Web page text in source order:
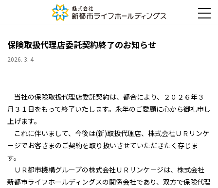
保険取扱代理店委託契約終了のお知らせ
2026. 3. 4
当社の保険取扱代理店委託契約は、都合により、２０２６年３
月３１日をもって終了いたします。永年のご愛顧に心から御礼申し
上げます。
これに伴いまして、今後は(新)取扱代理店、株式会社ＵＲリンケ
－ジでお客さまのご契約を取り扱いさせていただきたく存じま
す。
ＵＲ都市機構グループの株式会社ＵＲリンケ－ジは、株式会社
新都市ライフホールディングスの関係会社であり、双方で保険代理